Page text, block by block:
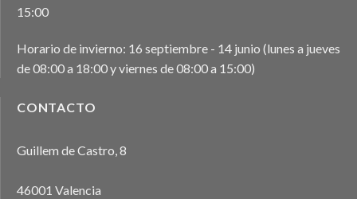
15:00
Horario de invierno: 16 septiembre - 14 junio (lunes a jueves
de 08:00 a 18:00 y viernes de 08:00 a 15:00)
CONTACTO
Guillem de Castro, 8
46001 Valencia